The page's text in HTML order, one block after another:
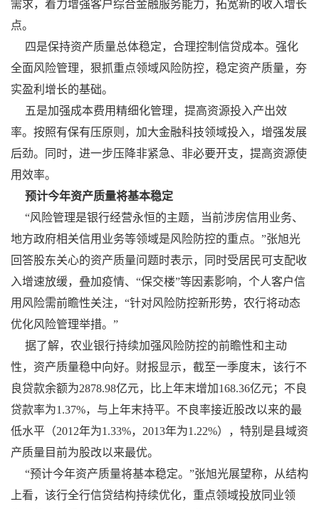
需求，着力增强客户综合金融服务能力，拓宽新的收入增长
点。
四是保持资产质量总体稳定，合理控制信贷成本。强化
全面风险管理，狠抓重点领域风险防控，稳定资产质量，夯
实盈利增长的基础。
五是加强成本费用精细化管理，提高资源投入产出效
率。按照有保有压原则，加大金融科技领域投入，增强发展
后劲。同时，进一步压降非紧急、非必要开支，提高资源使
用效率。
预计今年资产质量将基本稳定
“风险管理是银行经营永恒的主题，当前涉房信用业务、
地方政府相关信用业务等领域是风险防控的重点。”张旭光
回答股东关心的资产质量问题时表示，同时受居民可支配收
入增速放缓，叠加疫情、“保交楼”等因素影响，个人客户信
用风险需前瞻性关注，“针对风险防控新形势，农行将动态
优化风险管理举措。”
据了解，农业银行持续加强风险防控的前瞻性和主动
性，资产质量稳中向好。财报显示，截至一季度末，该行不
良贷款余额为2878.98亿元，比上年末增加168.36亿元；不良
贷款率为1.37%，与上年末持平。不良率接近股改以来的最
低水平（2012年为1.33%，2013年为1.22%），特别是县域资
产质量目前为股改以来最优。
“预计今年资产质量将基本稳定。”张旭光展望称，从结构
上看，该行全行信贷结构持续优化，重点领域投放同业领